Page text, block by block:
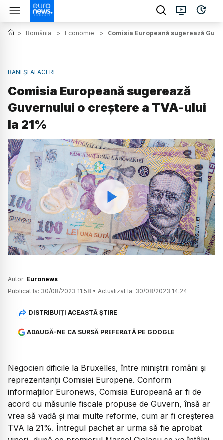
> România > Economie > Comisia Europeană sugerează
BANI ȘI AFACERI
Comisia Europeană sugerează
Guvernului o creștere a TVA-ului
la 21%
Watch
Autor: Euronews
Publicat la: 30/08/2023 11:58 • Actualizat la: 30/08/2023 14:24
DISTRIBUIȚI ACEASTĂ ȘTIRE
ADAUGĂ-NE CA SURSĂ PREFERATĂ PE GOOGLE
Negocieri dificile la Bruxelles, între miniștrii români și
reprezentanții Comisiei Europene. Conform
informațiilor Euronews, Comisia Europeană ar fi de
acord cu măsurile fiscale propuse de Guvern, însă ar
vrea să vadă și mai multe reforme, cum ar fi creșterea
TVA la 21%. Întregul pachet ar urma să fie aprobat